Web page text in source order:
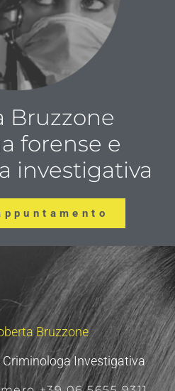
Bruzzone
forense e
investigativa
Bruzzone
Criminologa Investigativa